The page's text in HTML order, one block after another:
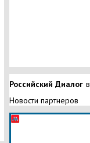
Российский Диалог в
Новости партнеров